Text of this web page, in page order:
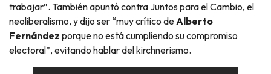
trabajar”. También apuntó contra Juntos para el Cambio, el
neoliberalismo, y dijo ser “muy crítico deAlberto
Fernández porque no está cumpliendo su compromiso
electoral”, evitando hablar del kirchnerismo.